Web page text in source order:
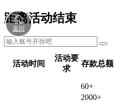
返回
距离活动结束
活动时间
活动要
求
存款总额
60+
2000+